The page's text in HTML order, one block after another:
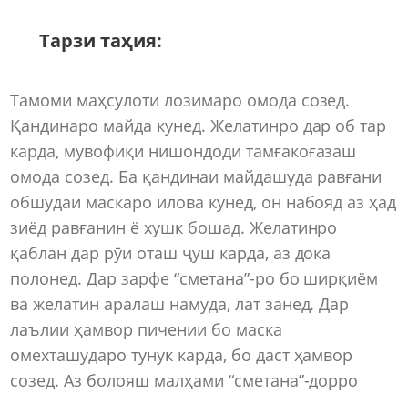
Тарзи таҳия:
Тамоми маҳсулоти лозимаро омода созед.
Қандинаро майда кунед. Желатинро дар об тар
карда, мувофиқи нишондоди тамғакоғазаш
омода созед. Ба қандинаи майдашуда равғани
обшудаи маскаро илова кунед, он набояд аз ҳад
зиёд равғанин ё хушк бошад. Желатинро
қаблан дар рӯи оташ ҷуш карда, аз дока
полонед. Дар зарфе “сметана”-ро бо ширқиём
ва желатин аралаш намуда, лат занед. Дар
лаълии ҳамвор пичении бо маска
омехташударо тунук карда, бо даст ҳамвор
созед. Аз болояш малҳами “сметана”-дорро